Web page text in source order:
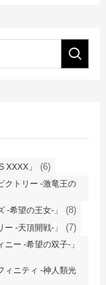
XXXX」 (6)
クトリー -激竜王の
-希望の王女-」 (8)
-天頂開戦-」 (7)
ー -希望の双子-」
ィニティ -神人類光